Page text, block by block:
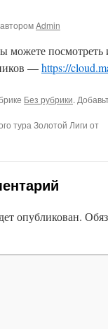
авторомAdmin
можете
—https://
Без рубрики.
тура Золотой Лиги от
опубликован.